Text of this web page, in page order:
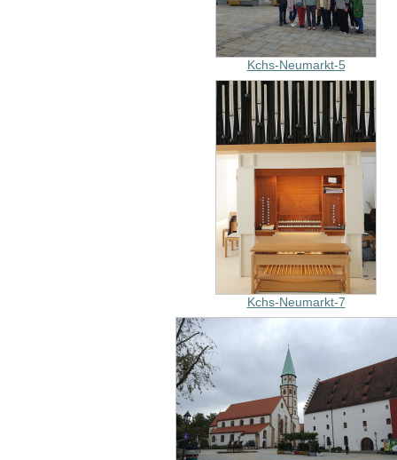
Kchs-Neumarkt-5
Kchs-Neumarkt-7